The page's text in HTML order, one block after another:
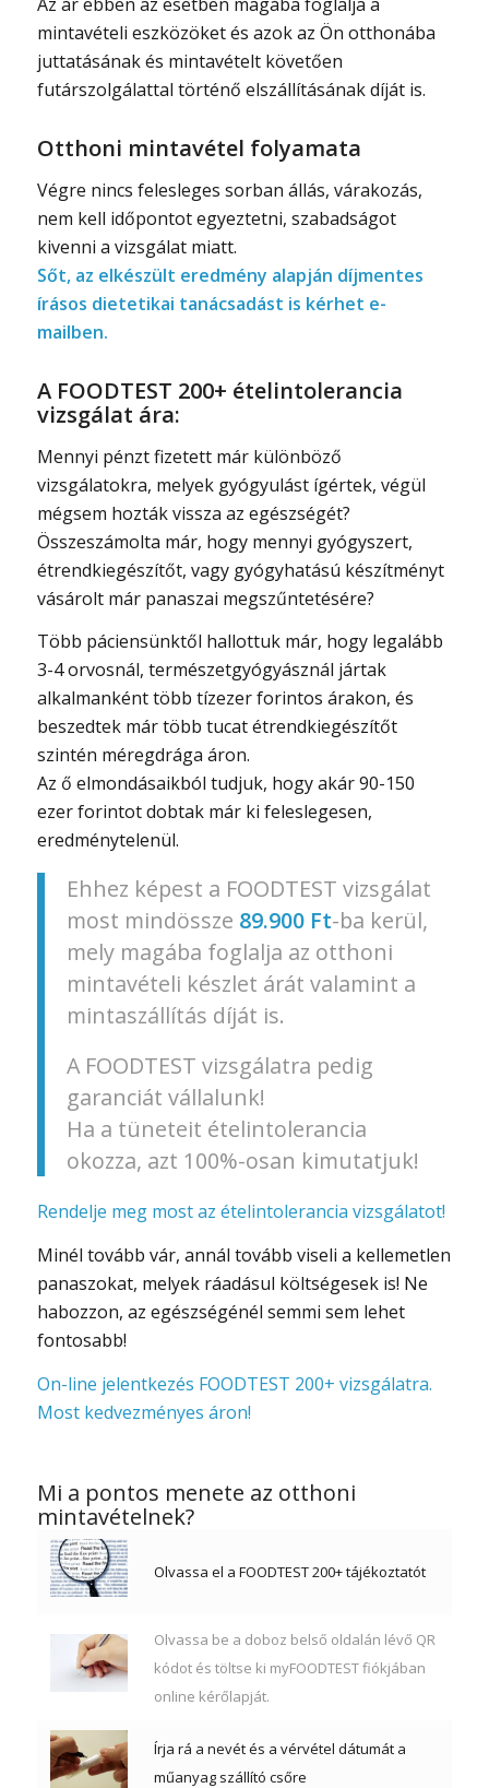
mintavételi eszközöket és azok az Ön otthonába
juttatásának és mintavételt követően
futárszolgálattal történő elszállításának díját is.
Otthoni mintavétel folyamata
Végre nincs felesleges sorban állás, várakozás,
nem kell időpontot egyeztetni, szabadságot
kivenni a vizsgálat miatt.
Sőt, az elkészült eredmény alapján díjmentes
írásos dietetikai tanácsadást is kérhet e-
mailben.
A FOODTEST 200+ ételintolerancia
vizsgálat ára:
Mennyi pénzt fizetett már különböző
vizsgálatokra, melyek gyógyulást ígértek, végül
mégsem hozták vissza az egészségét?
Összeszámolta már, hogy mennyi gyógyszert,
étrendkiegészítőt, vagy gyógyhatású készítményt
vásárolt már panaszai megszűntetésére?
Több páciensünktől hallottuk már, hogy legalább
3-4 orvosnál, természetgyógyásznál jártak
alkalmanként több tízezer forintos árakon, és
beszedtek már több tucat étrendkiegészítőt
szintén méregdrága áron.
Az ő elmondásaikból tudjuk, hogy akár 90-150
ezer forintot dobtak már ki feleslegesen,
eredménytelenül.
Ehhez képest a FOODTEST vizsgálat
most mindössze 89.900 Ft-ba kerül,
mely magába foglalja az otthoni
mintavételi készlet árát valamint a
mintaszállítás díját is.
A FOODTEST vizsgálatra pedig
garanciát vállalunk!
Ha a tüneteit ételintolerancia
okozza, azt 100%-osan kimutatjuk!
Rendelje meg most az ételintolerancia vizsgálatot!
Minél tovább vár, annál tovább viseli a kellemetlen
panaszokat, melyek ráadásul költségesek is! Ne
habozzon, az egészségénél semmi sem lehet
fontosabb!
On-line jelentkezés FOODTEST 200+ vizsgálatra.
Most kedvezményes áron!
Mi a pontos menete az otthoni
mintavételnek?
Olvassa el a FOODTEST 200+ tájékoztatót
Olvassa be a doboz belső oldalán lévő QR
kódot és töltse ki myFOODTEST fiókjában
online kérőlapját.
Írja rá a nevét és a vérvétel dátumát a
műanyag szállító csőre